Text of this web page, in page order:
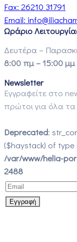
Fax: 26210 31791
Email:
Ωράριο
Δευτέρα –
8:00 πμ – 15:00 μμ
Newsletter
Εγγραφείτε στο
πρώτοι για όλα
Deprecated:
($haystack) of
/var/www/helia-
2488